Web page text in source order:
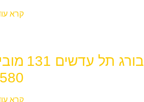
קרא
משק נינבורג תל עדשים 131
KWP
קרא